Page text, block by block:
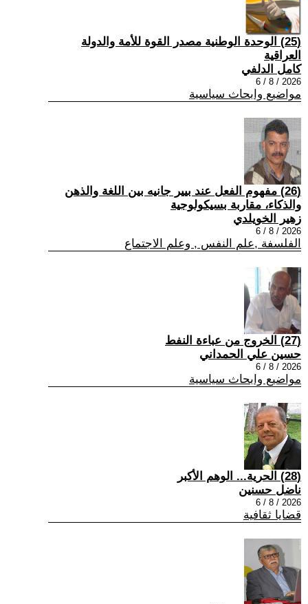
(25) الوحدة الوطنية مصدر القوة للأمة والدولة
العراقية
كامل الدلفي
2026 / 8 / 6
مواضيع وابحاث سياسية
(26) مفهوم الفعل عند بيير جانيه بين اللغة والذهن
والذكاء، مقاربة بسيكولوجية
زهير الخويلدي
2026 / 8 / 6
الفلسفة ,علم النفس , وعلم الاجتماع
(27) الخروج من عباءة النفط
حسين علي الحمداني
2026 / 8 / 6
مواضيع وابحاث سياسية
(28) الحرية... الوهم الأكبر
ناضل حسنين
2026 / 8 / 6
قضايا ثقافية